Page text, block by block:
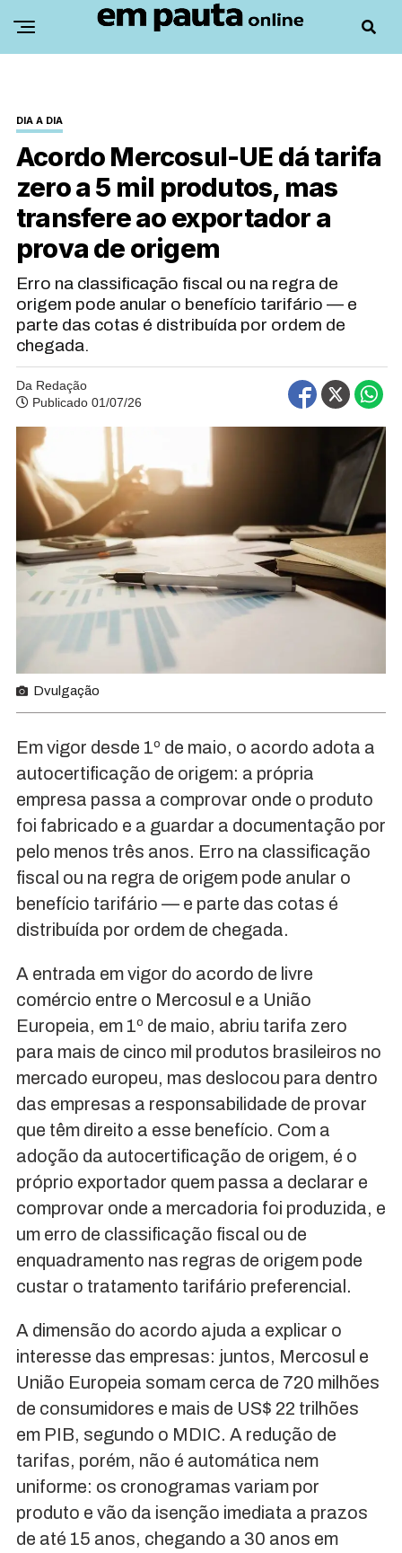
DIA A DIA
Acordo Mercosul-UE dá tarifa
zero a 5 mil produtos, mas
transfere ao exportador a
prova de origem
Erro na classificação fiscal ou na regra de
origem pode anular o benefício tarifário — e
parte das cotas é distribuída por ordem de
chegada.
Da Redação
Publicado 01/07/26
Dvulgação
Em vigor desde 1º de maio, o acordo adota a
autocertificação de origem: a própria
empresa passa a comprovar onde o produto
foi fabricado e a guardar a documentação por
pelo menos três anos. Erro na classificação
fiscal ou na regra de origem pode anular o
benefício tarifário — e parte das cotas é
distribuída por ordem de chegada.
A entrada em vigor do acordo de livre
comércio entre o Mercosul e a União
Europeia, em 1º de maio, abriu tarifa zero
para mais de cinco mil produtos brasileiros no
mercado europeu, mas deslocou para dentro
das empresas a responsabilidade de provar
que têm direito a esse benefício. Com a
adoção da autocertificação de origem, é o
próprio exportador quem passa a declarar e
comprovar onde a mercadoria foi produzida, e
um erro de classificação fiscal ou de
enquadramento nas regras de origem pode
custar o tratamento tarifário preferencial.
A dimensão do acordo ajuda a explicar o
interesse das empresas: juntos, Mercosul e
União Europeia somam cerca de 720 milhões
de consumidores e mais de US$ 22 trilhões
em PIB, segundo o MDIC. A redução de
tarifas, porém, não é automática nem
uniforme: os cronogramas variam por
produto e vão da isenção imediata a prazos
de até 15 anos, chegando a 30 anos em